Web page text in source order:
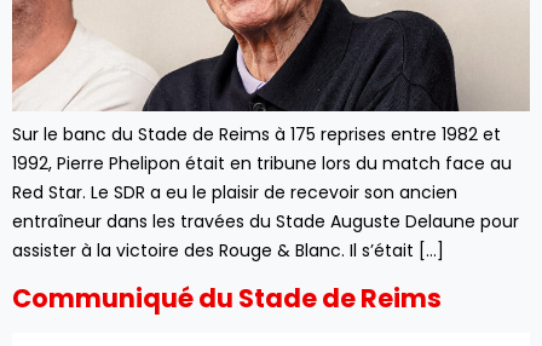
Sur le banc du Stade de Reims à 175 reprises entre 1982 et
1992, Pierre Phelipon était en tribune lors du match face au
Red Star. Le SDR a eu le plaisir de recevoir son ancien
entraîneur dans les travées du Stade Auguste Delaune pour
assister à la victoire des Rouge & Blanc. Il s’était […]
Communiqué du Stade de Reims